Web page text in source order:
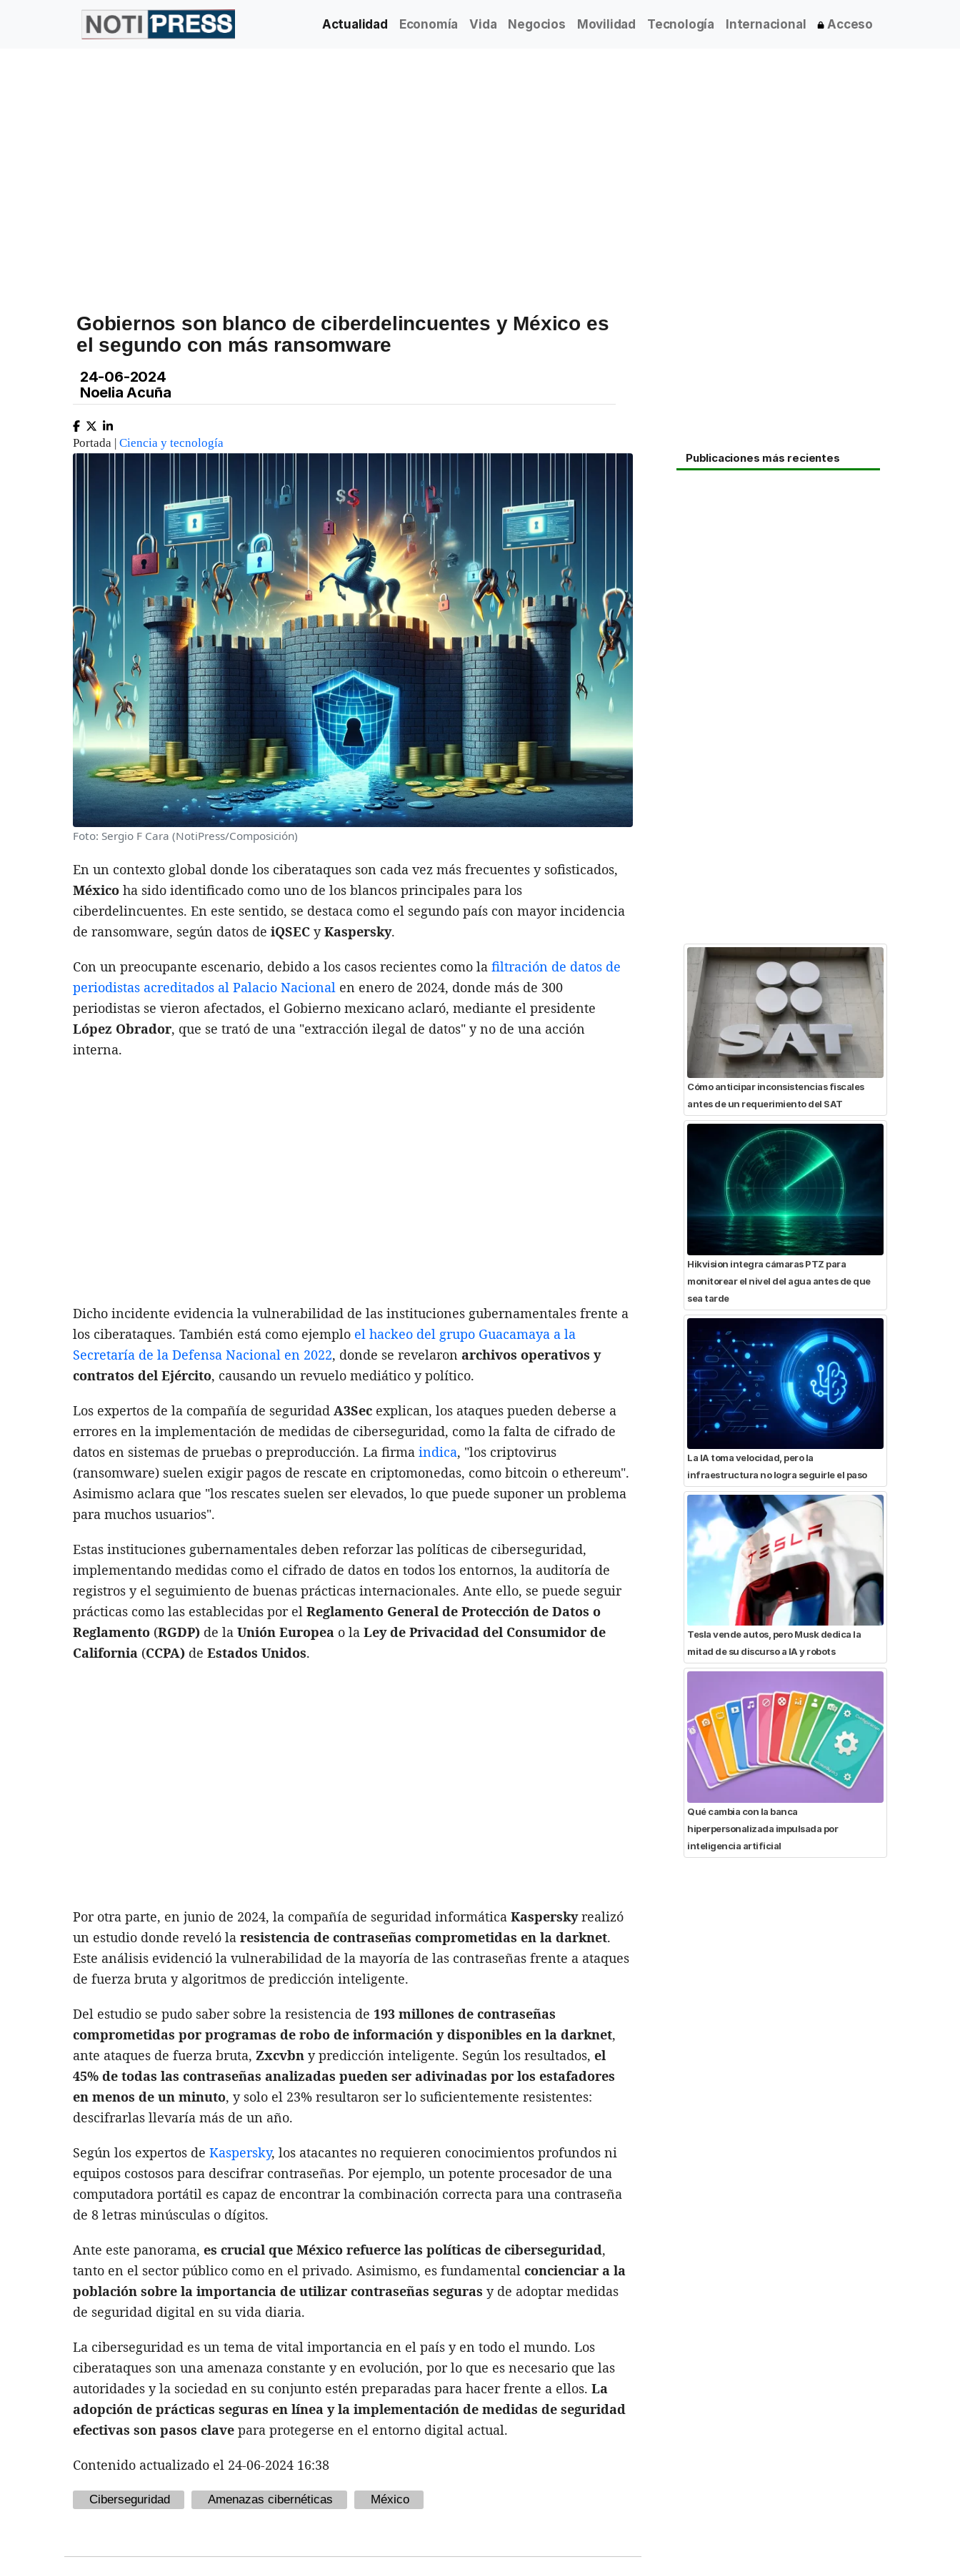
Actualidad Economía Vida Negocios Movilidad Tecnología Internacional Acceso
Gobiernos son blanco de ciberdelincuentes y México es
el segundo con más ransomware
24-06-2024
Noelia Acuña
Portada | Ciencia y tecnología
Foto: Sergio F Cara (NotiPress/Composición)
En un contexto global donde los ciberataques son cada vez más frecuentes y sofisticados,
México ha sido identificado como uno de los blancos principales para los
ciberdelincuentes. En este sentido, se destaca como el segundo país con mayor incidencia
de ransomware, según datos de iQSEC yKaspersky.
Con un preocupante escenario, debido a los casos recientes como la filtración de datos de
periodistas acreditados al Palacio Nacional en enero de 2024, donde más de 300
periodistas se vieron afectados, el Gobierno mexicano aclaró, mediante el presidente
López Obrador, que se trató de una "extracción ilegal de datos" y no de una acción
interna.
Dicho incidente evidencia la vulnerabilidad de las instituciones gubernamentales frente a
los ciberataques. También está como ejemplo el hackeo del grupo Guacamaya a la
Secretaría de la Defensa Nacional en 2022, donde se revelaron archivos operativos y
contratos del Ejército, causando un revuelo mediático y político.
Los expertos de la compañía de seguridad A3Sec explican, los ataques pueden deberse a
errores en la implementación de medidas de ciberseguridad, como la falta de cifrado de
datos en sistemas de pruebas o preproducción. La firma indica, "los criptovirus
(ransomware) suelen exigir pagos de rescate en criptomonedas, como bitcoin o ethereum".
Asimismo aclara que "los rescates suelen ser elevados, lo que puede suponer un problema
para muchos usuarios".
Estas instituciones gubernamentales deben reforzar las políticas de ciberseguridad,
implementando medidas como el cifrado de datos en todos los entornos, la auditoría de
registros y el seguimiento de buenas prácticas internacionales. Ante ello, se puede seguir
prácticas como las establecidas por el Reglamento General de Protección de Datos o
Reglamento (RGDP) de la Unión Europea o la Ley de Privacidad del Consumidor de
California (CCPA) de Estados Unidos.
Por otra parte, en junio de 2024, la compañía de seguridad informática Kasperskyrealizó
un estudio donde reveló la resistencia de contraseñas comprometidas en la darknet.
Este análisis evidenció la vulnerabilidad de la mayoría de las contraseñas frente a ataques
de fuerza bruta y algoritmos de predicción inteligente.
Del estudio se pudo saber sobre la resistencia de 193 millones de contraseñas
comprometidas por programas de robo de información y disponibles en la darknet,
ante ataques de fuerza bruta, Zxcvbn y predicción inteligente. Según los resultados, el
45% de todas las contraseñas analizadas pueden ser adivinadas por los estafadores
en menos de un minuto, y solo el 23% resultaron ser lo suficientemente resistentes:
descifrarlas llevaría más de un año.
Según los expertos de Kaspersky, los atacantes no requieren conocimientos profundos ni
equipos costosos para descifrar contraseñas. Por ejemplo, un potente procesador de una
computadora portátil es capaz de encontrar la combinación correcta para una contraseña
de 8 letras minúsculas o dígitos.
Ante este panorama, es crucial que México refuerce las políticas de ciberseguridad,
tanto en el sector público como en el privado. Asimismo, es fundamental concienciar a la
población sobre la importancia de utilizar contraseñas seguras y de adoptar medidas
de seguridad digital en su vida diaria.
La ciberseguridad es un tema de vital importancia en el país y en todo el mundo. Los
ciberataques son una amenaza constante y en evolución, por lo que es necesario que las
autoridades y la sociedad en su conjunto estén preparadas para hacer frente a ellos. La
adopción de prácticas seguras en línea y la implementación de medidas de seguridad
efectivas son pasos clave para protegerse en el entorno digital actual.
Contenido actualizado el 24-06-2024 16:38
Ciberseguridad Amenazas cibernéticas México
Publicaciones más recientes
Cómo anticipar inconsistencias fiscales
antes de un requerimiento del SAT
Hikvision integra cámaras PTZ para
monitorear el nivel del agua antes de que
sea tarde
La IA toma velocidad, pero la
infraestructura no logra seguirle el paso
Tesla vende autos, pero Musk dedica la
mitad de su discurso a IA y robots
Qué cambia con la banca
hiperpersonalizada impulsada por
inteligencia artificial